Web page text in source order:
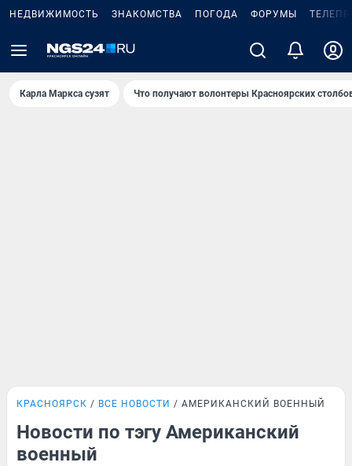
НЕДВИЖИМОСТЬ ЗНАКОМСТВА ПОГОДА ФОРУМЫ
Карла Маркса сузят Что получают волонтеры Красноярских
КРАСНОЯРСК ВСЕ НОВОСТИ АМЕРИКАНСКИЙ ВОЕННЫЙ
Новости по тэгу Американский
военный